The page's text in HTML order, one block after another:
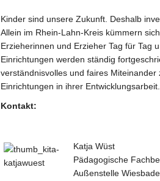
Kinder sind unsere Zukunft. Deshalb
Allein im Rhein-Lahn-Kreis kümmern
Erzieherinnen und Erzieher Tag für Tag
Einrichtungen werden ständig
verständnisvolles und faires
Einrichtungen in ihrer Entwicklungsarbeit.
Kontakt:
Katja Wüst
Pädagogische
Außenstelle